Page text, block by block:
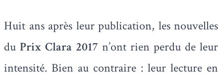
Huit ans après leur publication, les nouvelles
du Prix Clara 2017 n’ont rien perdu de leur
intensité. Bien au contraire : leur lecture en